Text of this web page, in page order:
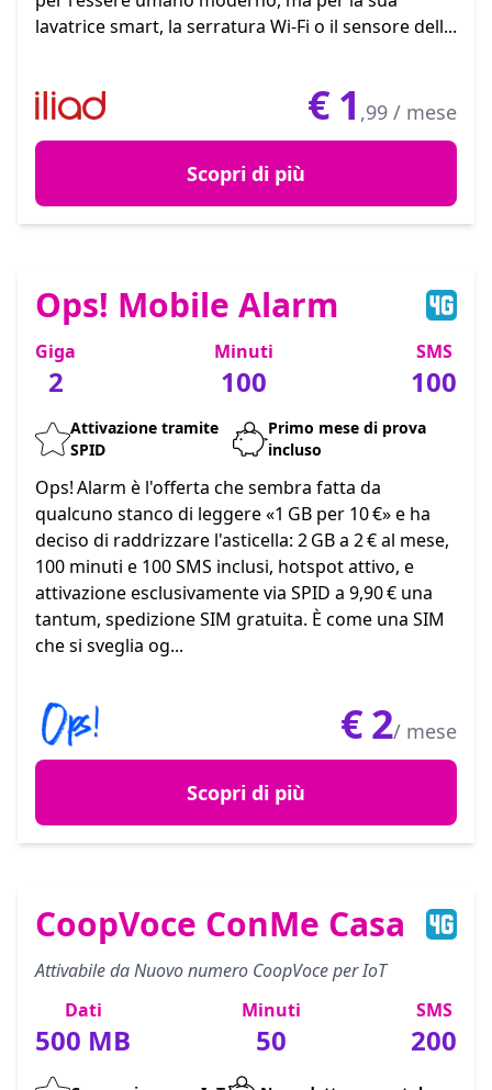
lavatrice smart, la serratura Wi-Fi o il sensore dell...
€1 ,99 / mese
Scopri di più
Ops! Mobile Alarm
Giga
2
Minuti
100
SMS
100
Attivazione tramite
SPID
Primo mese di prova
incluso
Ops! Alarm è l'offerta che sembra fatta da
qualcuno stanco di leggere «1 GB per 10 €» e ha
deciso di raddrizzare l'asticella: 2 GB a 2 € al mese,
100 minuti e 100 SMS inclusi, hotspot attivo, e
attivazione esclusivamente via SPID a 9,90 € una
tantum, spedizione SIM gratuita. È come una SIM
che si sveglia og...
€2/ mese
Scopri di più
CoopVoce ConMe Casa
Attivabile da Nuovo numero CoopVoce per IoT
Dati
500 MB
Minuti
50
SMS
200